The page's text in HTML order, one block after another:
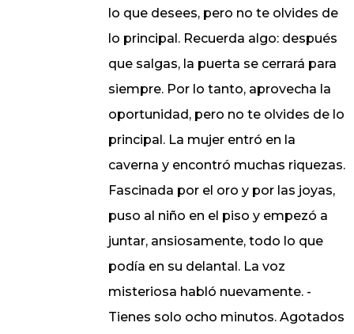
lo que desees, pero no te olvides de
lo principal. Recuerda algo: después
que salgas, la puerta se cerrará para
siempre. Por lo tanto, aprovecha la
oportunidad, pero no te olvides de lo
principal. La mujer entró en la
caverna y encontró muchas riquezas.
Fascinada por el oro y por las joyas,
puso al niño en el piso y empezó a
juntar, ansiosamente, todo lo que
podía en su delantal. La voz
misteriosa habló nuevamente. -
Tienes solo ocho minutos. Agotados